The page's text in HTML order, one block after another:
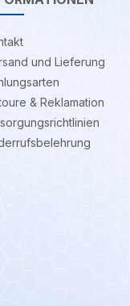
und Lieferung
& Reklamation